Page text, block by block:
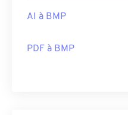
AI à BMP
PDF à BMP